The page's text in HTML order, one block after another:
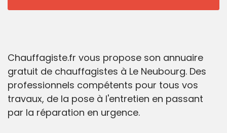
Chauffagiste.fr vous propose son annuaire
gratuit de chauffagistes à Le Neubourg. Des
professionnels compétents pour tous vos
travaux, de la pose à l'entretien en passant
par la réparation en urgence.